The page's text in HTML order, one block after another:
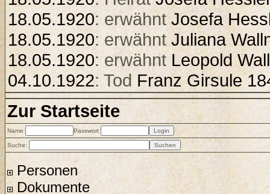
18.05.1920: erwähnt Josefa
18.05.1920: erwähnt Juliana
18.05.1920: erwähnt Leopold
04.10.1922: Tod Franz Girsule
Zur Startseite
Name Passwort
Suche:
Personen
Dokumente